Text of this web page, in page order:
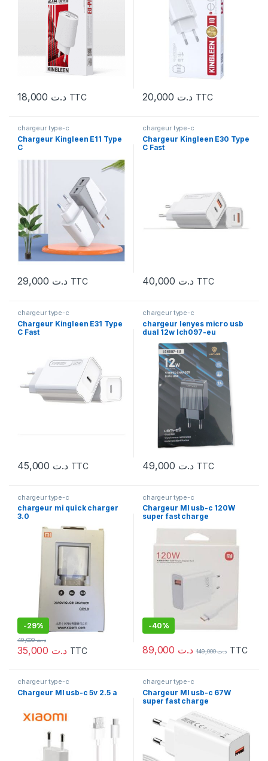
د.ت TTC د.ت TTC
chargeur type-c
Chargeur Kingleen E11 Type
C
د.ت TTC
chargeur type-c
Chargeur Kingleen E30 Type
C Fast
د.ت TTC
chargeur type-c
Chargeur Kingleen E31 Type
C Fast
د.ت TTC
chargeur type-c
chargeur lenyes micro usb
dual 12w lch097-eu
د.ت TTC
chargeur type-c
chargeur mi quick charger
3.0
-29%
د.ت
د.ت49,000
TTC
chargeur type-c
Chargeur MI usb-c 120W
super fast charge
-40%
د.ت د.ت149,000 TTC
chargeur type-c
Chargeur MI usb-c 5v 2.5 a
chargeur type-c
Chargeur MI usb-c 67W
super fast charge